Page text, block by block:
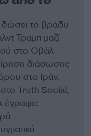
δώσει το βράδυ
Τραμπ μαζί
στο Οβάλ
διάσωσης
στο Ιράν.
Truth Social,
έγραψε: